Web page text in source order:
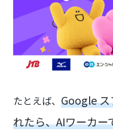
たとえば、Google
れたら、AIワーカ